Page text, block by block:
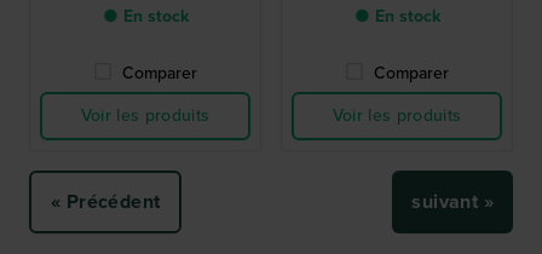
● En stock
Comparer
Voir les produits
● En stock
Comparer
Voir les produits
« Précédent suivant »